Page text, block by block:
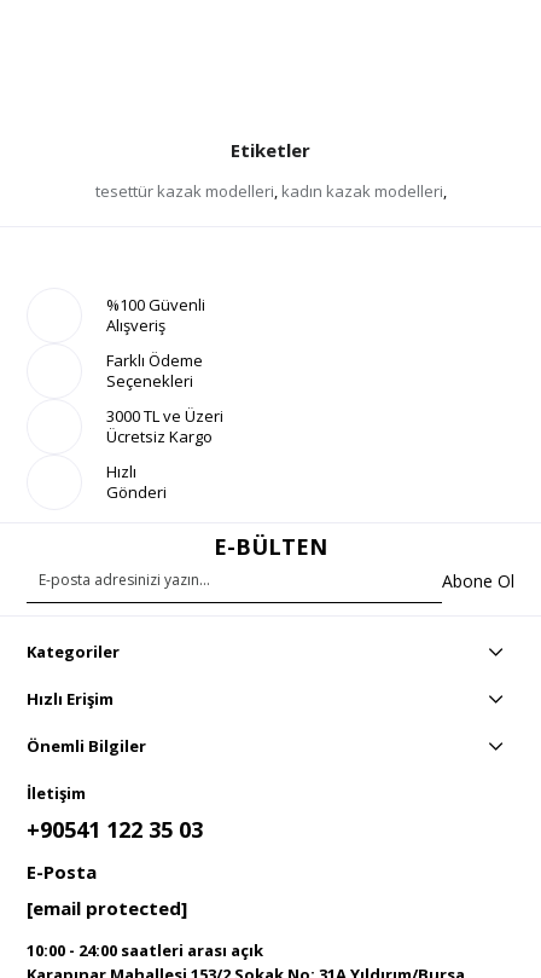
Etiketler
tesettür kazak modelleri, kadın kazak modelleri,
%100 Güvenli
Alışveriş
Farklı Ödeme
Seçenekleri
3000 TL ve Üzeri
Ücretsiz Kargo
Hızlı
Gönderi
E-BÜLTEN
Abone Ol
Kategoriler
Hızlı Erişim
Önemli Bilgiler
İletişim
+90541 122 35 03
E-Posta
[email protected]
10:00 - 24:00 saatleri arası açık